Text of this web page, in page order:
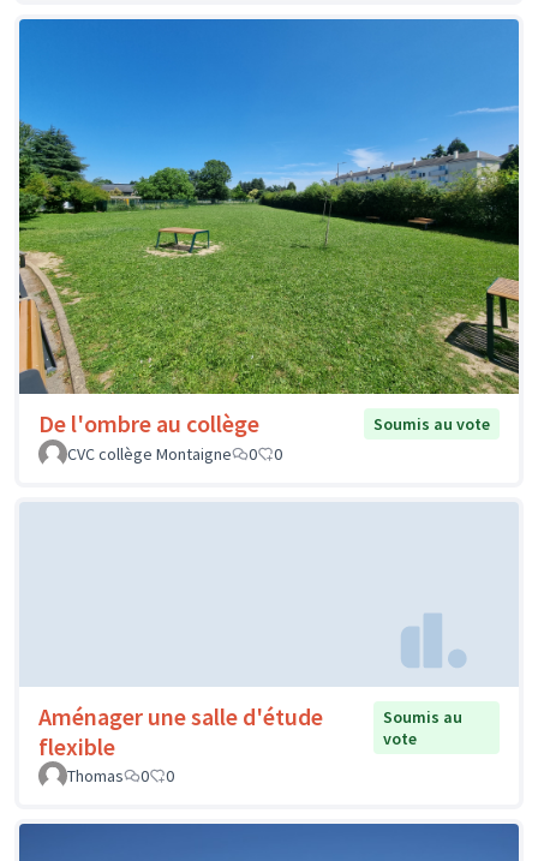
De l'ombre au collège
Soumis au vote
CVC collège Montaigne
0 0
Aménager une salle d'étude
flexible
Soumis au
vote
Thomas
0 0